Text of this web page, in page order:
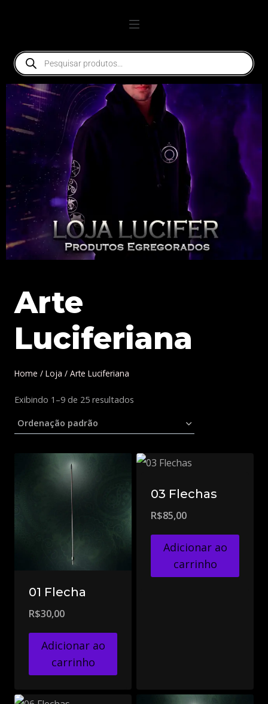
Arte
Luciferiana
Home / Loja / Arte Luciferiana
Exibindo 1–9 de 25 resultados
01 Flecha
R$30,00
Adicionar ao
carrinho
03 Flechas
R$85,00
Adicionar ao
carrinho